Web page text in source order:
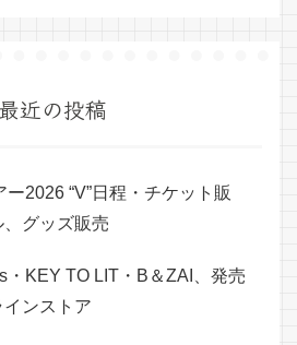
最近の投稿
2026 “V”日程・チケット販
グッズ販売
・KEY TO LIT・B＆ZAI、発売
インストア